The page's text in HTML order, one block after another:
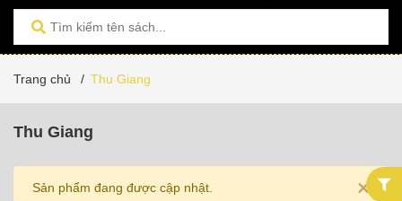
Trang chủ / Thu Giang
Thu Giang
×
Sản phẩm đang được cập nhật.